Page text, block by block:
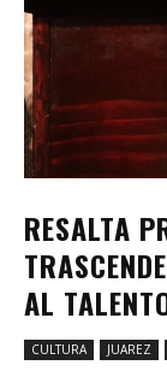
RESALTA
AL
CULTURA JUAREZ